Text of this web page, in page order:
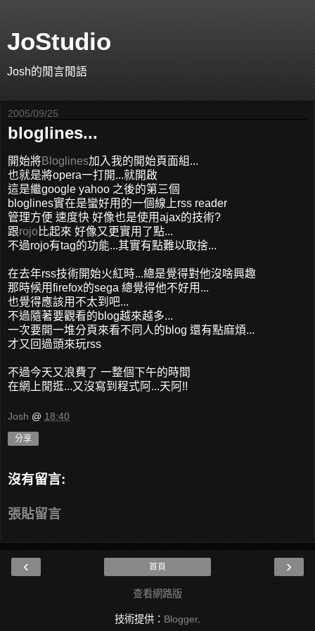
JoStudio
Josh的閒言閒語
2005/09/25
bloglines...
開始將Bloglines加入我的開始頁面組...
也就是將opera一打開...就開啟
這是繼google yahoo 之後的第三個
bloglines實在是蠻好用的一個線上rss reader
管理方便 速度快 好像也是使用ajax的技術?
跟rojo比起來 好像又更實用了點...
不過rojo有tag的功能...其實有點難以取捨...
在去年rss技術開始火紅時...總是覺得對他沒啥興趣
那時候用firefox的sega 總覺得他不好用...
也覺得應該用不太到吧...
不過隨著要觀看的blog越來越多...
一次要開一堆分頁來看不同人的blog 還有點麻煩...
才又回過頭來玩rss
不過今天又浪費了 一整個下午的時間
在網上閒逛...又沒寫到程式阿...天阿!!
Josh @ 18:40
分享
沒有留言:
張貼留言
‹ ›
首頁
查看網路版
技術提供： Blogger.